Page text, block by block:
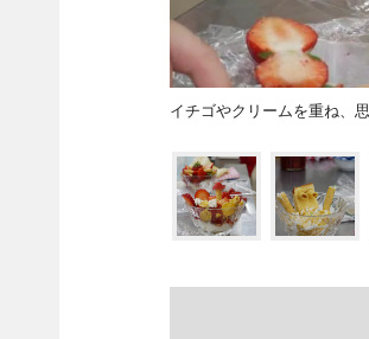
イチゴやクリームを重ね、